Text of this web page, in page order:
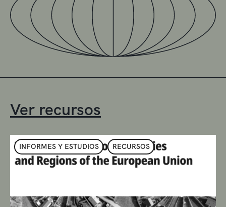
Ver recursos
INFORMES Y ESTUDIOS RECURSOS